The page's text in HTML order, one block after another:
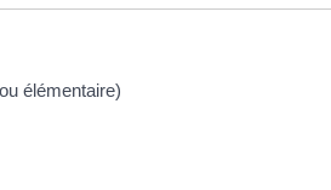
élémentaire)